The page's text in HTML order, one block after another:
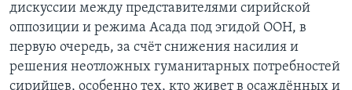
дискуссии между представителями сирийской
оппозиции и режима Асада под эгидой ООН, в
первую очередь, за счёт снижения насилия и
решения неотложных гуманитарных потребностей
сирийцев, особенно тех, кто живет в осаждённых и